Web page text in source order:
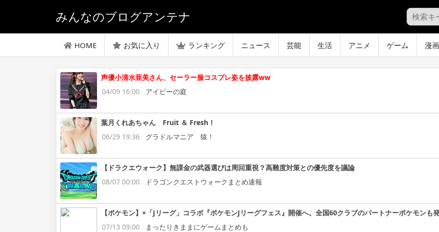
みんなのブログアンテナ
HOME お気に入り ランキング ニュース 芸能 生活 アニメ ゲーム 漫画
声優小清水亜美さん、セーラー服コスプレ姿を披露ww
04/09 16:00
アイビーの庭
葉月くれあちゃん Fruit ＆ Fresh！
06/29 19:36
グラドルマニア 猿！
【ドラクエウォーク】無課金の武器選びは周回重視？高難度対策との優先度を議論
08/07 00:00
ドラゴンクエストウォークまとめ速報
【ポケモン】×「Jリーグ」コラボ『ポケモンJリーグフェス』開催へ。全国60クラブのパートナーポケモンも
07/13 09:00
まったりきままにゲームまとめも